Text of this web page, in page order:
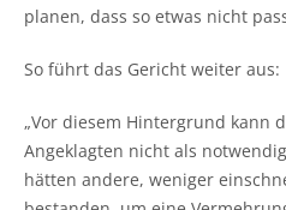
planen, dass so etwas nicht
So führt das Gericht weiter aus:
„Vor diesem Hintergrund kann
Angeklagten nicht als
hätten andere, weniger